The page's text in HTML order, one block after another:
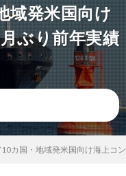
域発米国向け
ぶり前年実績
カ国・地域発米国向け海上コ